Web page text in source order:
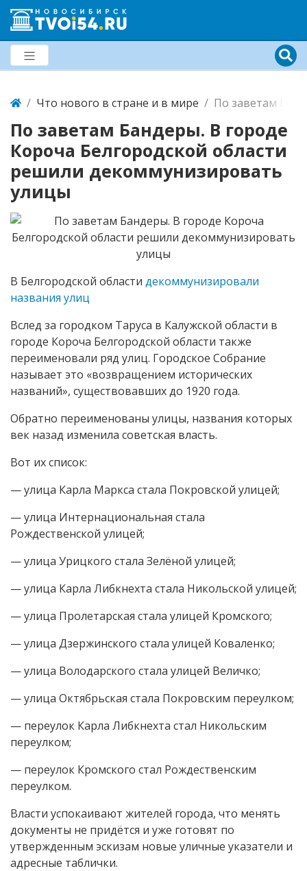
Что нового в стране и в мире По заветам
По заветам Бандеры. В городе
Короча Белгородской области
решили декоммунизировать
улицы
В Белгородской области декоммунизировали
названия улиц
Вслед за городком Таруса в Калужской области в
городе Короча Белгородской области также
переименовали ряд улиц. Городское Собрание
называет это «возвращением исторических
названий», существовавших до 1920 года.
Обратно переименованы улицы, названия которых
век назад изменила советская власть.
Вот их список:
— улица Карла Маркса стала Покровской улицей;
— улица Интернациональная стала
Рождественской улицей;
— улица Урицкого стала Зелёной улицей;
— улица Карла Либкнехта стала Никольской улицей;
— улица Пролетарская стала улицей Кромского;
— улица Дзержинского стала улицей Коваленко;
— улица Володарского стала улицей Величко;
— улица Октябрьская стала Покровским переулком;
— переулок Карла Либкнехта стал Никольским
переулком;
— переулок Кромского стал Рождественским
переулком.
Власти успокаивают жителей города, что менять
документы не придётся и уже готовят по
утвержденным эскизам новые уличные указатели и
адресные таблички.